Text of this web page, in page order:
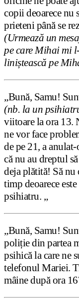
copii deoarece nu
prieteni până se
(Urmează un
pe care Mihai mi
liniștească pe
„Bună, Samu!
(nb. la un
viitoare la ora 13.
ne vor face
de pe 21, a
că nu au dreptul
deja plătită! Să nu
timp deoarece
psihiatru. „
„Bună, Samu!
poliție din partea
psihică la care ne
telefonul Mariei.
mâine după ora